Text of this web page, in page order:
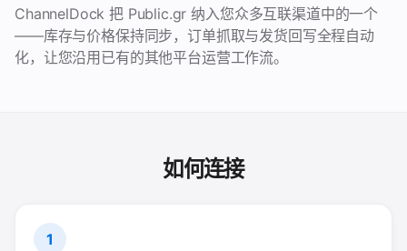
ChannelDock 把 Public.gr 纳入您众多互联渠道中的一个
——库存与价格保持同步，订单抓取与发货回写全程自动
化，让您沿用已有的其他平台运营工作流。
如何连接
1